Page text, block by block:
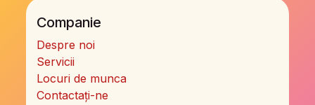
Companie
Despre noi
Servicii
Locuri de munca
Contactați-ne